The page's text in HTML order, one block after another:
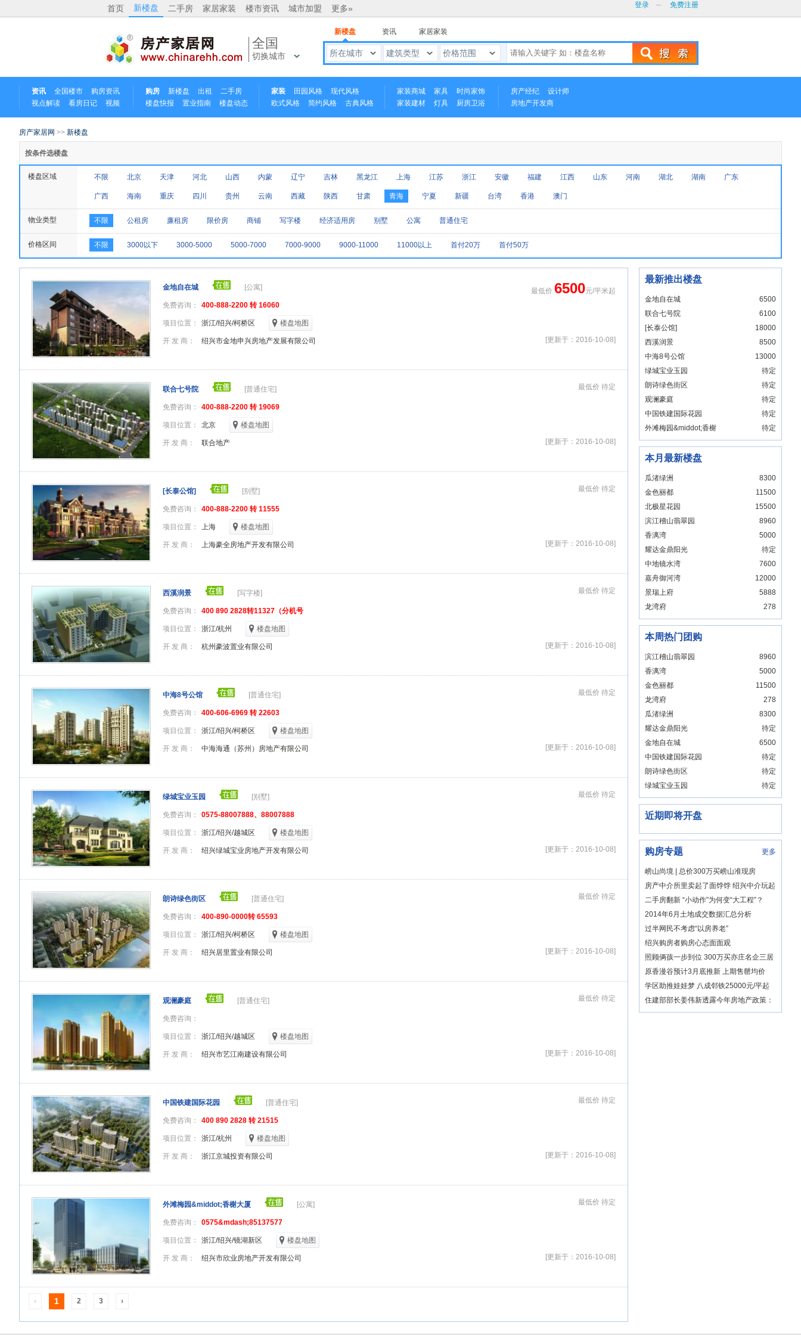
首页 新楼盘 二手房 家居家装 楼市资讯 城市加盟 更多» 登录 -- 免费注册
全国
切换城市
新楼盘 资讯 家居家装
所在城市 建筑类型 价格范围
资讯 全国楼市
购房资讯
视点解读
看房日记 视频
购房 新楼盘 出租
二手房
楼盘快报
置业指南 楼盘动态
家装 田园风格
现代风格
欧式风格
简约风格
古典风格
家装商城 家具
时尚家饰
家装建材
灯具 厨房卫浴
房产经纪
设计师
房地产开发商
房产家居网 >> 新楼盘
按条件选楼盘
楼盘区域 不限 北京 天津 河北 山西 内蒙 辽宁 吉林 黑龙江 上海 江苏 浙江 安徽 福建 江西 山东 河南 湖北 湖南 广东
广西 海南 重庆 四川 贵州 云南 西藏 陕西 甘肃 青海 宁夏 新疆 台湾 香港 澳门
物业类型 不限 公租房 廉租房 限价房 商铺 写字楼 经济适用房 别墅 公寓 普通住宅
价格区间 不限 3000以下 3000-5000 5000-7000 7000-9000 9000-11000 11000以上 首付20万 首付50万
金地自在城 [公寓]
免费咨询： 400-888-2200 转 16060
项目位置： 浙江/绍兴/柯桥区 楼盘地图
开 发 商： 绍兴市金地申兴房地产发展有限公司
最低价 6500元/平米起
[更新于：2016-10-08]
联合七号院 [普通住宅]
免费咨询： 400-888-2200 转 19069
项目位置： 北京 楼盘地图
开 发 商： 联合地产
最低价 待定
[更新于：2016-10-08]
[长泰公馆] [别墅]
免费咨询： 400-888-2200 转 11555
项目位置： 上海 楼盘地图
开 发 商： 上海豪全房地产开发有限公司
最低价 待定
[更新于：2016-10-08]
西溪润景 [写字楼]
免费咨询： 400 890 2828转11327（分机号
项目位置： 浙江/杭州 楼盘地图
开 发 商： 杭州豪波置业有限公司
最低价 待定
[更新于：2016-10-08]
中海8号公馆 [普通住宅]
免费咨询： 400-606-6969 转 22603
项目位置： 浙江/绍兴/柯桥区 楼盘地图
开 发 商： 中海海通（苏州）房地产有限公司
最低价 待定
[更新于：2016-10-08]
绿城宝业玉园 [别墅]
免费咨询： 0575-88007888、88007888
项目位置： 浙江/绍兴/越城区 楼盘地图
开 发 商： 绍兴绿城宝业房地产开发有限公司
最低价 待定
[更新于：2016-10-08]
朗诗绿色街区 [普通住宅]
免费咨询： 400-890-0000转 65593
项目位置： 浙江/绍兴/柯桥区 楼盘地图
开 发 商： 绍兴居里置业有限公司
最低价 待定
[更新于：2016-10-08]
观澜豪庭 [普通住宅]
免费咨询：
项目位置： 浙江/绍兴/越城区 楼盘地图
开 发 商： 绍兴市艺江南建设有限公司
最低价 待定
[更新于：2016-10-08]
中国铁建国际花园 [普通住宅]
免费咨询： 400 890 2828 转 21515
项目位置： 浙江/杭州 楼盘地图
开 发 商： 浙江京城投资有限公司
最低价 待定
[更新于：2016-10-08]
外滩梅园&middot;香榭大厦 [公寓]
免费咨询： 0575&mdash;85137577
项目位置： 浙江/绍兴/镜湖新区 楼盘地图
开 发 商： 绍兴市欣业房地产开发有限公司
最低价 待定
[更新于：2016-10-08]
‹ 1 2 3 ›
最新推出楼盘
金地自在城
6500
联合七号院
6100
[长泰公馆]
18000
西溪润景
8500
中海8号公馆
13000
绿城宝业玉园
待定
朗诗绿色街区
待定
观澜豪庭
待定
中国铁建国际花园
待定
外滩梅园&middot;香榭
大厦
待定
本月最新楼盘
瓜渚绿洲
8300
金色丽都
11500
北极星花园
15500
滨江稽山翡翠园
8960
香漓湾
5000
耀达金鼎阳光
待定
中地镜水湾
7600
嘉舟御河湾
12000
景瑞上府
5888
龙湾府
278
本周热门团购
滨江稽山翡翠园
8960
香漓湾
5000
金色丽都
11500
龙湾府
278
瓜渚绿洲
8300
耀达金鼎阳光
待定
金地自在城
6500
中国铁建国际花园
待定
朗诗绿色街区
待定
绿城宝业玉园
待定
近期即将开盘
更多
购房专题
崂山尚境 | 总价300万买崂山准现房
房产中介所里卖起了面饽饽 绍兴中介玩起
混搭风实属无奈之举
二手房翻新 “小动作”为何变“大工程”？
2014年6月土地成交数据汇总分析
过半网民不考虑“以房养老”
绍兴购房者购房心态面面观
照顾俩孩一步到位 300万买亦庄名企三居
原香漫谷预计3月底推新 上期售罄均价
12800元/平
学区助推娃娃梦 八成邻铁25000元/平起
有精装
住建部部长姜伟新透露今年房地产政策：
双向调控